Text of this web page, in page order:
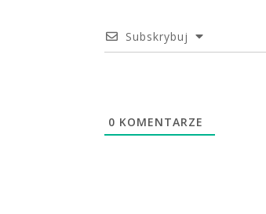
Subskrybuj
0 KOMENTARZE